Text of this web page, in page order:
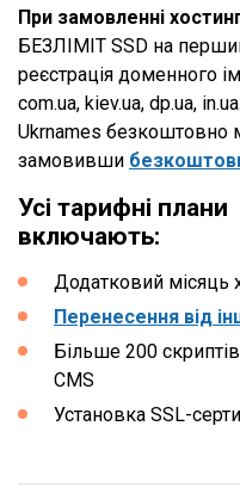
При замовленні
БЕЗЛІМІТ SSD на
реєстрація доменного
com.ua, kiev.ua, dp.ua,
Ukrnames безкоштовно
замовивши
Усі тарифні плани
включають:
Додатковий місяць
Перенесення від
Більше 200
CMS
Установка SSL-